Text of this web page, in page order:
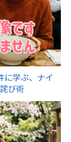
に学ぶ、ナイ
び術